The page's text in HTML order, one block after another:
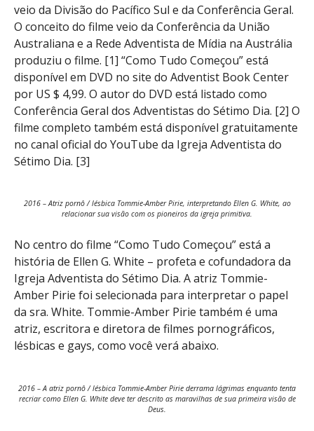
veio da Divisão do Pacífico Sul e da Conferência Geral.
O conceito do filme veio da Conferência da União
Australiana e a Rede Adventista de Mídia na Austrália
produziu o filme. [1] “Como Tudo Começou” está
disponível em DVD no site do Adventist Book Center
por US $ 4,99. O autor do DVD está listado como
Conferência Geral dos Adventistas do Sétimo Dia. [2] O
filme completo também está disponível gratuitamente
no canal oficial do YouTube da Igreja Adventista do
Sétimo Dia. [3]
2016 – Atriz pornô / lésbica Tommie-Amber Pirie, interpretando Ellen G. White, ao
relacionar sua visão com os pioneiros da igreja primitiva.
No centro do filme “Como Tudo Começou” está a
história de Ellen G. White – profeta e cofundadora da
Igreja Adventista do Sétimo Dia. A atriz Tommie-
Amber Pirie foi selecionada para interpretar o papel
da sra. White. Tommie-Amber Pirie também é uma
atriz, escritora e diretora de filmes pornográficos,
lésbicas e gays, como você verá abaixo.
2016 – A atriz pornô / lésbica Tommie-Amber Pirie derrama lágrimas enquanto tenta
recriar como Ellen G. White deve ter descrito as maravilhas de sua primeira visão de
Deus.